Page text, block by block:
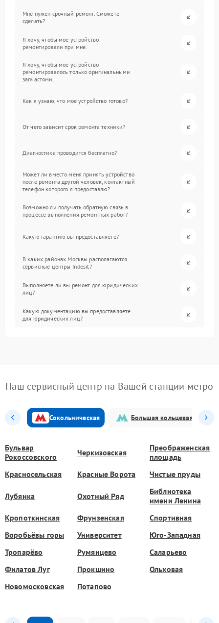
Мне нужен срочный ремонт. Сможете
сделать?
Я хочу, чтобы мое устройство
ремонтировали при мне.
Я хочу, чтобы мое устройство
ремонтировалось только оригинальными
запчастями.
Как я узнаю, что мое устройство готово?
От чего зависит срок ремонта техники?
Диагностика проводится бесплатно?
Может ли вместо меня принять устройство
после ремонта другой человек, контактный
телефон которого я предоставлю?
Возможно ли получать обратную связь в
процессе выполнения ремонтных работ?
Какую гарантию вы предоставляете?
В каких районах Москвы располагаются
сервисные центры Indesit?
Выполняете ли вы ремонт для юридических
лиц?
Какую документацию вы предоставляете
для юридических лиц?
Наш сервисный центр на Вашей станции метро
Сокольническая Большая кольцевая
Бульвар
Рокоссовского
Черкизовская
Преображенская
площадь
Красносельская
Красные Ворота Чистые пруды
Лубянка Охотный Ряд
Библиотека
имени Ленина
Кропоткинская
Фрунзенская
Спортивная
Воробьёвы горы
Университет
Юго-Западная
Тропарёво
Румянцево
Саларьево
Филатов Луг
Прокшино
Ольховая
Новомосковская
Потапово